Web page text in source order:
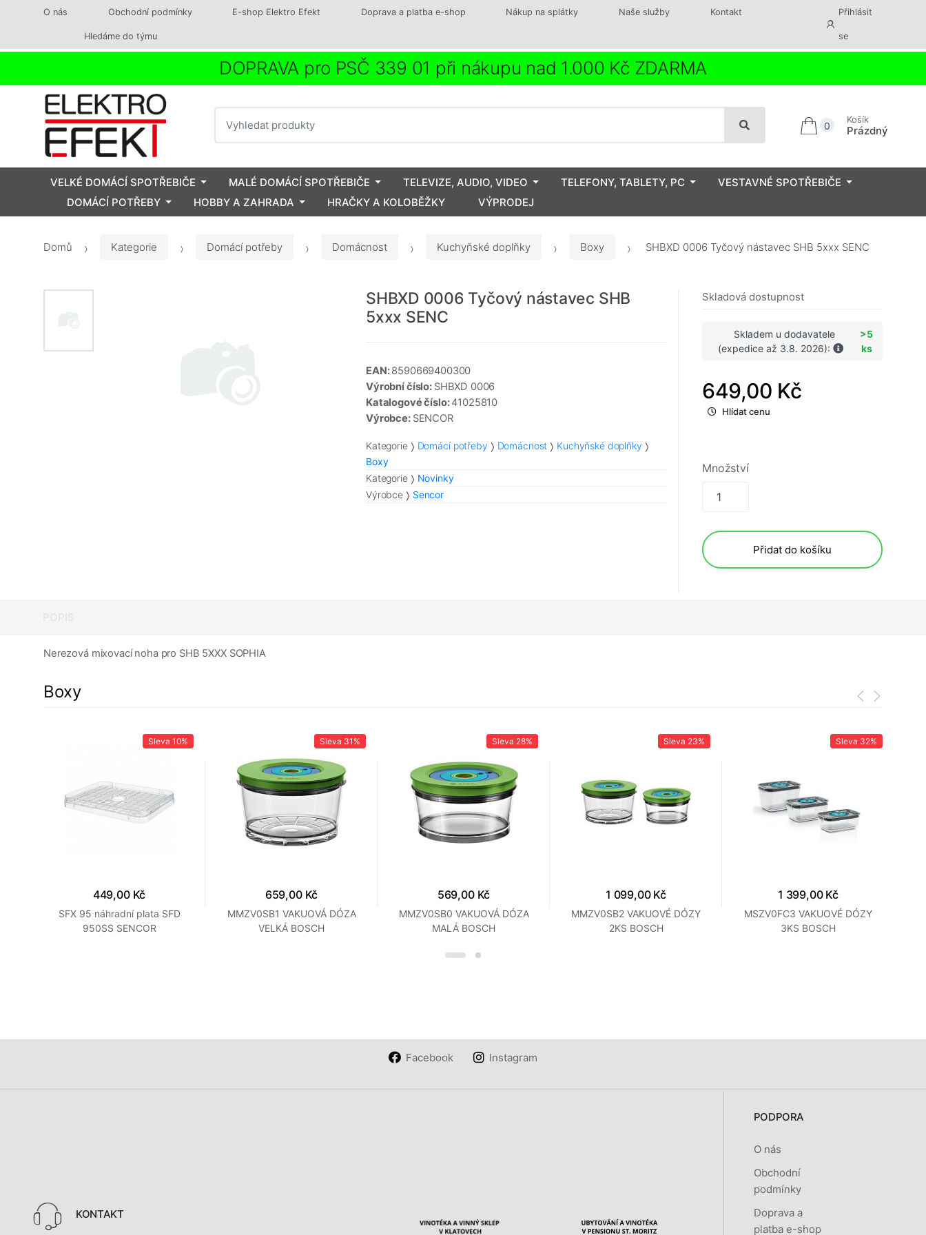
O nás Obchodní podmínky E-shop Elektro Efekt Doprava a platba e-shop Nákup na splátky Naše služby Kontakt
Hledáme do týmu
Přihlásit
se
DOPRAVA pro PSČ 339 01 při nákupu nad 1.000 Kč ZDARMA
0
Košík
Prázdný
VELKÉ DOMÁCÍ SPOTŘEBIČE MALÉ DOMÁCÍ SPOTŘEBIČE TELEVIZE, AUDIO, VIDEO TELEFONY, TABLETY, PC
VESTAVNÉ SPOTŘEBIČE
DOMÁCÍ POTŘEBY
HOBBY A ZAHRADA HRAČKY A KOLOBĚŽKY VÝPRODEJ
Domů Kategorie Domácí potřeby Domácnost Kuchyňské doplňky Boxy SHBXD 0006 Tyčový nástavec SHB 5xxx SENC
SHBXD 0006 Tyčový nástavec SHB
5xxx SENC
EAN:8590669400300
Výrobní číslo: SHBXD 0006
Katalogové číslo:41025810
Výrobce: SENCOR
Kategorie Domácí potřeby Domácnost
Kuchyňské doplňky
Boxy
Kategorie
Novinky
Výrobce
Sencor
Skladová dostupnost
Skladem u dodavatele
(expedice až 3.8. 2026):
>5
ks
649,00 Kč
Hlídat cenu
Množství
Přidat do košíku
Nerezová mixovací noha pro SHB 5XXX SOPHIA
Boxy
Sleva 10%
449,00 Kč
SFX 95 náhradní plata SFD
950SS SENCOR
Sleva 31%
659,00 Kč
MMZV0SB1 VAKUOVÁ DÓZA
VELKÁ BOSCH
Sleva 28%
569,00 Kč
MMZV0SB0 VAKUOVÁ DÓZA
MALÁ BOSCH
Sleva 23%
1 099,00 Kč
MMZV0SB2 VAKUOVÉ DÓZY
2KS BOSCH
Sleva 32%
1 399,00 Kč
MSZV0FC3 VAKUOVÉ DÓZY
3KS BOSCH
Facebook Instagram
KONTAKT
PODPORA
O nás
Obchodní
podmínky
Doprava a
platba e-shop